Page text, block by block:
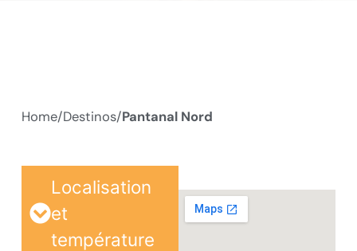
Home/Destinos/Pantanal Nord
Localisation
et
température